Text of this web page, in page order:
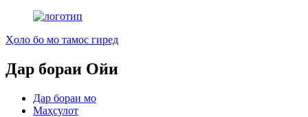
Ҳоло бо мо тамос гиред
Дар бораи Ойи
Дар бораи мо
Маҳсулот